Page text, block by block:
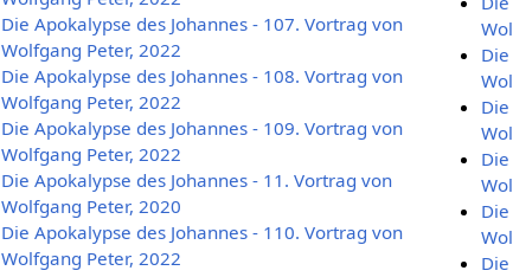
Die Apokalypse des Johannes - 107. Vortrag von
Wolfgang Peter, 2022
Die Apokalypse des Johannes - 108. Vortrag von
Wolfgang Peter, 2022
Die Apokalypse des Johannes - 109. Vortrag von
Wolfgang Peter, 2022
Die Apokalypse des Johannes - 11. Vortrag von
Wolfgang Peter, 2020
Die Apokalypse des Johannes - 110. Vortrag von
Wolfgang Peter, 2022